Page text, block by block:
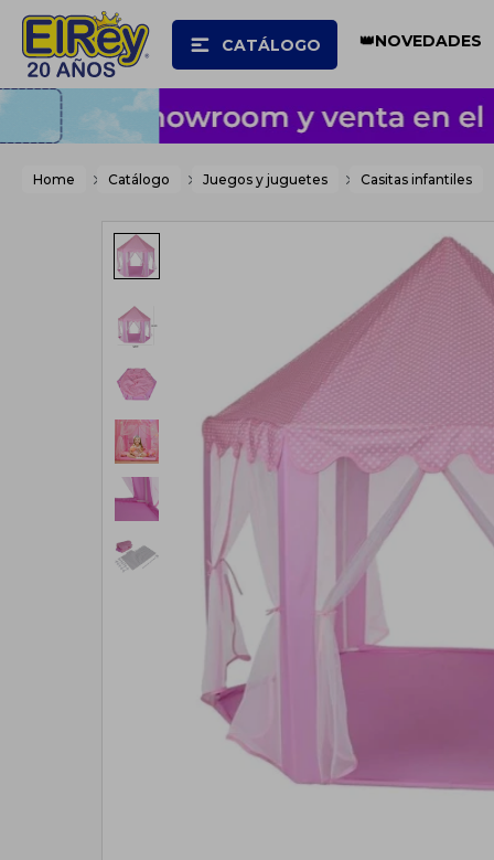
CATÁLOGO 👑NOVEDADES
Home Catálogo Juegos y juguetes Casitas infantiles